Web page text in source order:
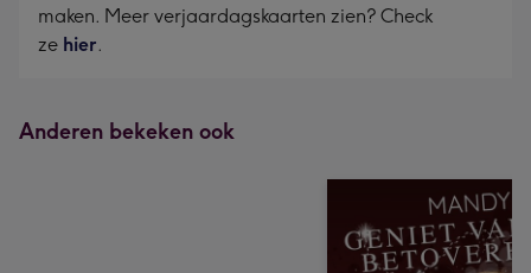
maken. Meer verjaardagskaarten zien? Check
ze hier.
Anderen bekeken ook